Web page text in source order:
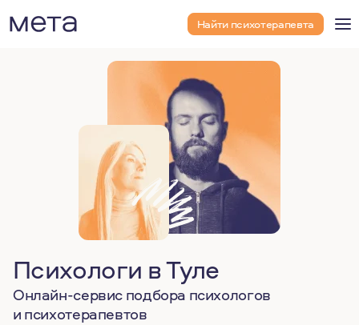
Найти психотерапевта
Психологи в Туле
Онлайн-сервис подбора психологов
и психотерапевтов